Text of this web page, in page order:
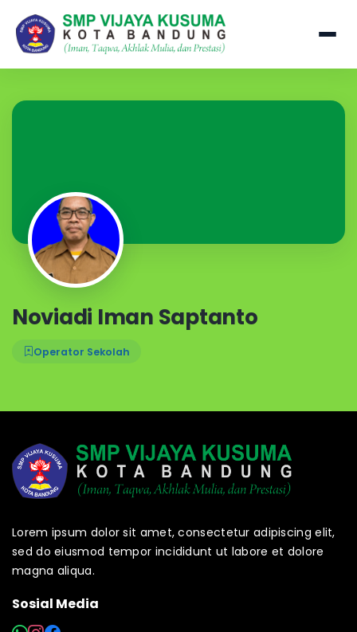
Noviadi Iman Saptanto
Operator Sekolah
Lorem ipsum dolor sit amet, consectetur adipiscing elit,
sed do eiusmod tempor incididunt ut labore et dolore
magna aliqua.
Sosial Media